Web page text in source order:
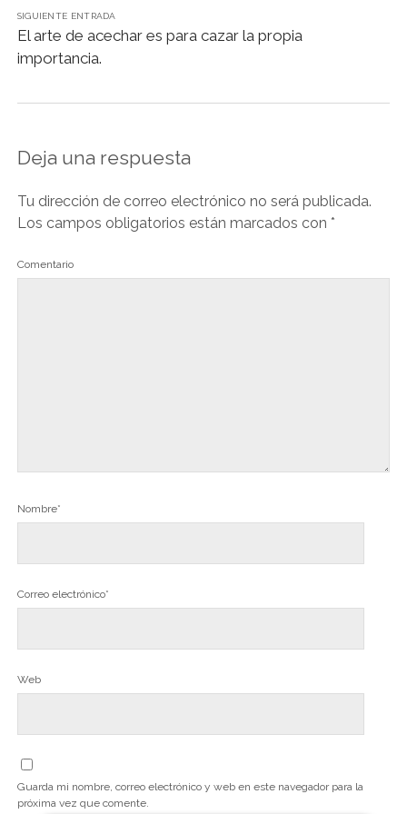
SIGUIENTE ENTRADA
El arte de acechar es para cazar la propia
importancia.
Deja una respuesta
Tu dirección de correo electrónico no será publicada.
Los campos obligatorios están marcados con *
Comentario
Nombre*
Correo electrónico*
Web
Guarda mi nombre, correo electrónico y web en este navegador para la
próxima vez que comente.